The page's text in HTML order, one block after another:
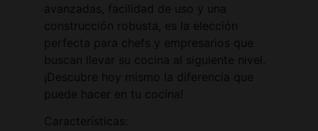
avanzadas, facilidad de uso y una
construcción robusta, es la elección
perfecta para chefs y empresarios que
buscan llevar su cocina al siguiente nivel.
¡Descubre hoy mismo la diferencia que
puede hacer en tu cocina!
Características: